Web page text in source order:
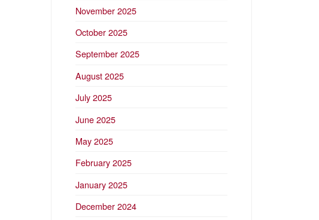
November 2025
October 2025
September 2025
August 2025
July 2025
June 2025
May 2025
February 2025
January 2025
December 2024